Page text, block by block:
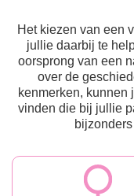
Het kiezen van een
jullie daarbij te
oorsprong van een
over de
kenmerken,
vinden die bij jullie